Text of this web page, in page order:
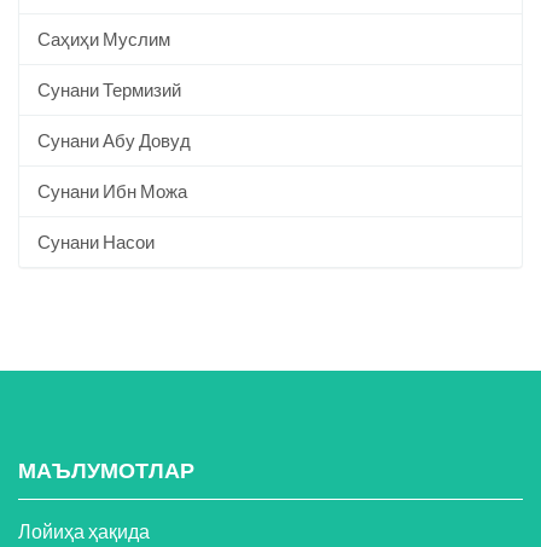
Саҳиҳи Муслим
Сунани Термизий
Сунани Абу Довуд
Сунани Ибн Можа
Сунани Насои
МАЪЛУМОТЛАР
Лойиҳа ҳақида